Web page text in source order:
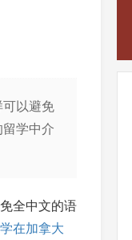
以避免
学中介
全中文的语
学在加拿大